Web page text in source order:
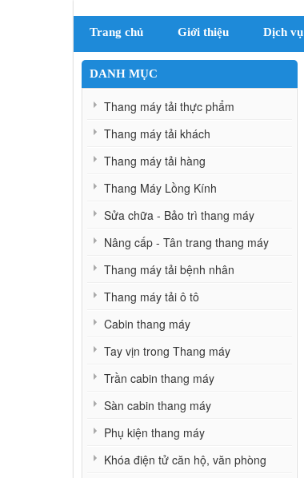
Trang chủ Giới thiệu Dịch vụ
DANH MỤC
Thang máy tải thực phẩm
Thang máy tải khách
Thang máy tải hàng
Thang Máy Lồng Kính
Sửa chữa - Bảo trì thang máy
Nâng cấp - Tân trang thang máy
Thang máy tải bệnh nhân
Thang máy tải ô tô
Cabin thang máy
Tay vịn trong Thang máy
Trần cabin thang máy
Sàn cabin thang máy
Phụ kiện thang máy
Khóa điện tử căn hộ, văn phòng